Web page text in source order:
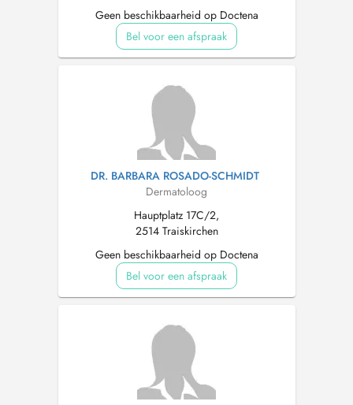
Geen beschikbaarheid op Doctena
Bel voor een afspraak
DR. BARBARA ROSADO-SCHMIDT
Dermatoloog
Hauptplatz 17C/2,
2514 Traiskirchen
Geen beschikbaarheid op Doctena
Bel voor een afspraak